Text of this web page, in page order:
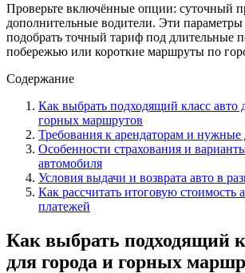
Проверьте включённые опции: суточный
дополнительные водители. Эти
подобрать точный тариф под длительные
побережью или короткие маршруты по
Содержание
Как выбрать подходящий класс авто
горных маршрутов
Требования к арендаторам и
Особенности страхования и
автомобиля
Условия выдачи и возврата авто в
Как рассчитать итоговую стоимость
платежей
Как выбрать подходящий
для города и горных